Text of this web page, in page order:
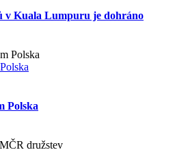
v Kuala Lumpuru je dohráno
Polska